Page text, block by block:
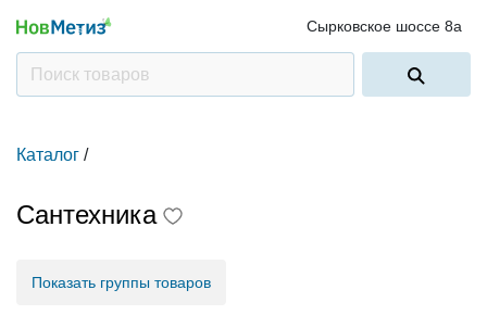
Сырковское шоссе 8а
Каталог /
Сантехника
Показать группы товаров